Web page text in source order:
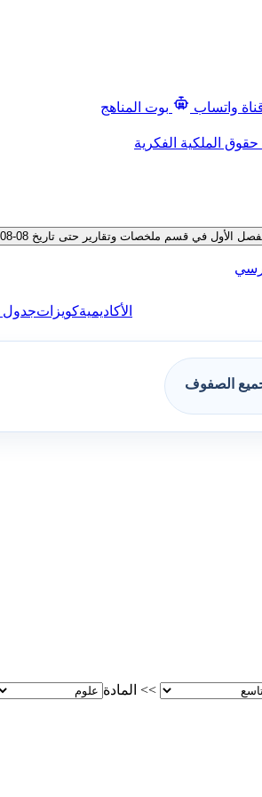
واتساب
بوت المناهج
حقوق الملكية الفكرية
في قسم ملخصات وتقارير حتى تاريخ 08-08-2026
الأكاديميةكويزاتجدول
الصفوف
>> المادة